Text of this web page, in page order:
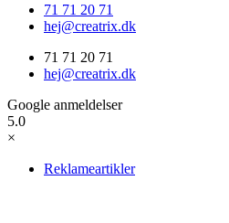
71 71 20 71
hej@creatrix.dk
71 71 20 71
hej@creatrix.dk
Google anmeldelser
5.0
×
Reklameartikler